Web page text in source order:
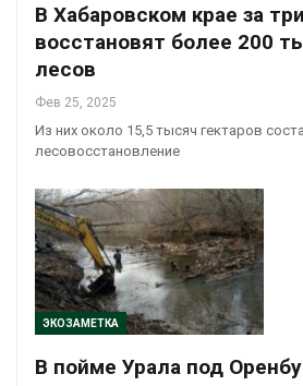
В Хабаровском крае за
восстановят более 200
лесов
Фев 25, 2025
Из них около 15,5 тысяч гектаров
лесовосстановление
ЭКОЗАМЕТКА
В пойме Урала под